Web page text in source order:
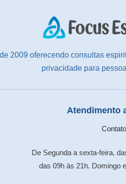
2009 oferecendo consultas
privacidade para
Atendimento
De Segunda a sexta-feira,
das 09h às 21h. Domingo